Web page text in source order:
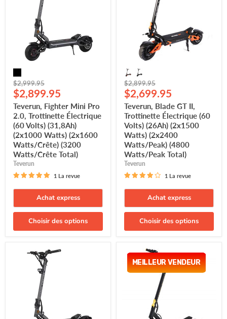
Trottinette
Électrique
(31,8Ah)
(2x1000
Watts)
(2x1600
Watts/Crête)
(3200
Watts/Crête
Total)
Prix
d'origine
$2,999.95
Prix
actuel
$2,899.95
Teverun, Fighter Mini Pro
2.0, Trottinette Électrique
(60 Volts) (31,8Ah)
(2x1000 Watts) (2x1600
Watts/Crête) (3200
Watts/Crête Total)
Teverun
1 La revue
Achat express
Choisir des options
(26Ah)
(2x1500
Watts)
(2x2400
Watts/Peak)
(4800
Watts/Peak
Total)
Prix
d'origine
$2,899.95
Prix
actuel
$2,699.95
Teverun, Blade GT II,
Trottinette Électrique (60
Volts) (26Ah) (2x1500
Watts) (2x2400
Watts/Peak) (4800
Watts/Peak Total)
Teverun
1 La revue
Achat express
Choisir des options
Teverun,
Trottinette
Électrique
Teverun,
Blade
Mini
Ultra,
MEILLEUR VENDEUR
MEILLEUR VENDEUR